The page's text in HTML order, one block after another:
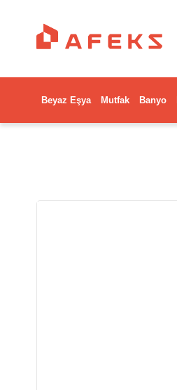
Beyaz Eşya Mutfak Banyo